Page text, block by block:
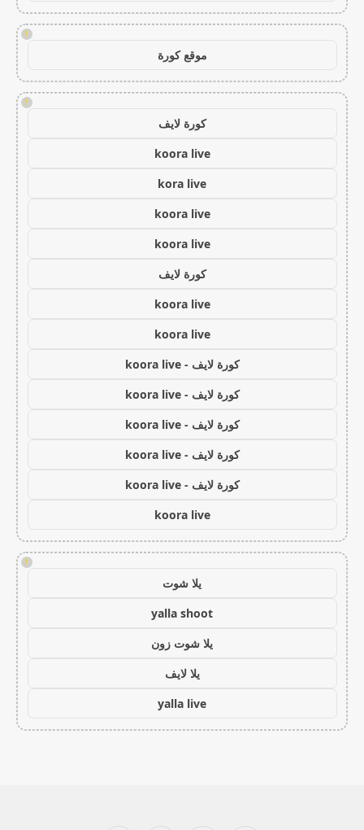
!
موقع كورة
!
كورة لايف
koora live
kora live
koora live
koora live
كورة لايف
koora live
koora live
كورة لايف - koora live
كورة لايف - koora live
كورة لايف - koora live
كورة لايف - koora live
كورة لايف - koora live
koora live
!
يلا شوت
yalla shoot
يلا شوت زون
يلا لايف
yalla live